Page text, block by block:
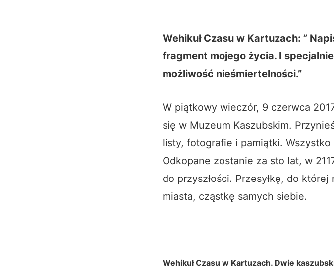
Wehikuł Czasu w Kartuzach: ”
fragment mojego życia. I
możliwość nieśmiertelności.”
W piątkowy wieczór, 9 czerwca
się w Muzeum Kaszubskim.
listy, fotografie i pamiątki. Wszystko
Odkopane zostanie za sto lat, w
do przyszłości. Przesyłkę, do
miasta, cząstkę samych siebie.
Wehikuł Czasu w Kartuzach. Dwie